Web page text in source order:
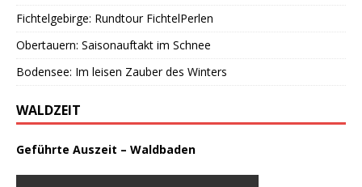
Fichtelgebirge: Rundtour FichtelPerlen
Obertauern: Saisonauftakt im Schnee
Bodensee: Im leisen Zauber des Winters
WALDZEIT
Geführte Auszeit – Waldbaden